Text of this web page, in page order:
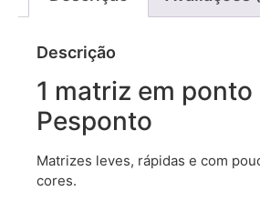
Descrição
1 matriz em ponto
Pesponto
Matrizes leves, rápidas e com
cores.